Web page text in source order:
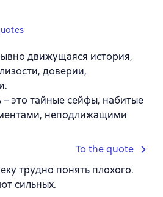
движущаяся история,
доверии,
– это тайные сейфы, набитые
неподлижащими
To the quote
трудно понять плохого.
сильных.